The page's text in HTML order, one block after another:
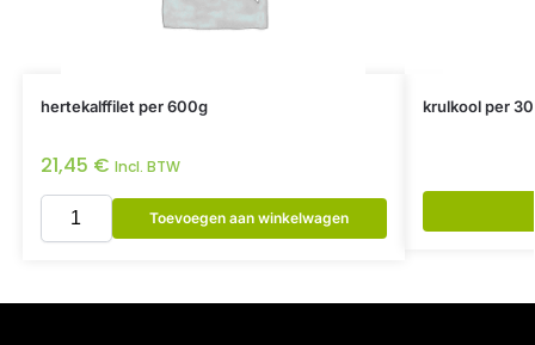
hertekalffilet per 600g
21,45 € Incl. BTW
Toevoegen aan winkelwagen
krulkool per